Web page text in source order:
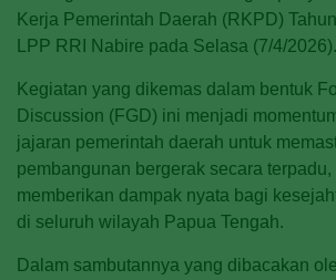
Kerja Pemerintah Daerah (RKPD)
LPP RRI Nabire pada Selasa (7/4/2026).
Kegiatan yang dikemas dalam bentuk
Discussion (FGD) ini menjadi
jajaran pemerintah daerah untuk
pembangunan bergerak secara terpadu,
memberikan dampak nyata bagi
di seluruh wilayah Papua Tengah.
Dalam sambutannya yang dibacakan